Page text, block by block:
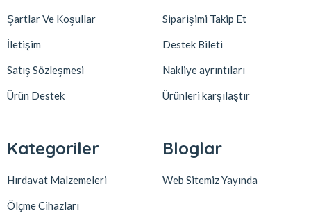
Şartlar Ve Koşullar
İletişim
Satış Sözleşmesi
Ürün Destek
Siparişimi Takip Et
Destek Bileti
Nakliye ayrıntıları
Ürünleri karşılaştır
Kategoriler
Hırdavat Malzemeleri
Ölçme Cihazları
Bloglar
Web Sitemiz Yayında